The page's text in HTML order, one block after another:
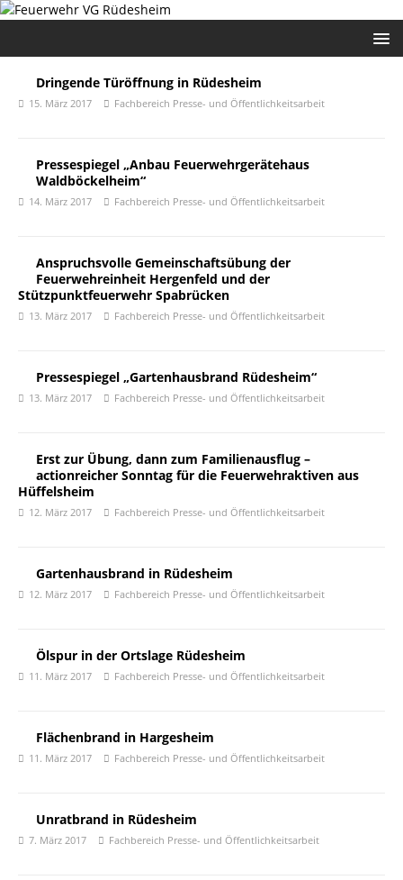
Dringende Türöffnung in Rüdesheim
15. März 2017 Fachbereich Presse- und Öffentlichkeitsarbeit
Pressespiegel „Anbau Feuerwehrgerätehaus
Waldböckelheim“
14. März 2017 Fachbereich Presse- und Öffentlichkeitsarbeit
Anspruchsvolle Gemeinschaftsübung der
Feuerwehreinheit Hergenfeld und der
Stützpunktfeuerwehr Spabrücken
13. März 2017 Fachbereich Presse- und Öffentlichkeitsarbeit
Pressespiegel „Gartenhausbrand Rüdesheim“
13. März 2017 Fachbereich Presse- und Öffentlichkeitsarbeit
Erst zur Übung, dann zum Familienausflug –
actionreicher Sonntag für die Feuerwehraktiven aus
Hüffelsheim
12. März 2017 Fachbereich Presse- und Öffentlichkeitsarbeit
Gartenhausbrand in Rüdesheim
12. März 2017 Fachbereich Presse- und Öffentlichkeitsarbeit
Ölspur in der Ortslage Rüdesheim
11. März 2017 Fachbereich Presse- und Öffentlichkeitsarbeit
Flächenbrand in Hargesheim
11. März 2017 Fachbereich Presse- und Öffentlichkeitsarbeit
Unratbrand in Rüdesheim
7. März 2017 Fachbereich Presse- und Öffentlichkeitsarbeit